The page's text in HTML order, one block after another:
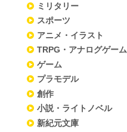
ミリタリー
スポーツ
アニメ・イラスト
TRPG・アナログゲーム
ゲーム
プラモデル
創作
小説・ライトノベル
新紀元文庫